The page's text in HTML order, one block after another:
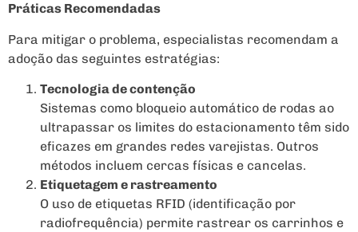
Práticas Recomendadas
Para mitigar o problema, especialistas recomendam a
adoção das seguintes estratégias:
Tecnologia de contenção
Sistemas como bloqueio automático de rodas ao
ultrapassar os limites do estacionamento têm sido
eficazes em grandes redes varejistas. Outros
métodos incluem cercas físicas e cancelas.
Etiquetagem e rastreamento
O uso de etiquetas RFID (identificação por
radiofrequência) permite rastrear os carrinhos e